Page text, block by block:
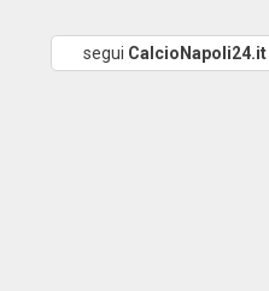
segui CalcioNapoli24.it